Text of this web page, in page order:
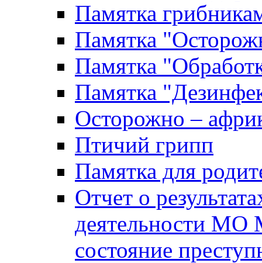
Памятка
Памятка
Памятка
Памятка
Осторожно –
Птичий грипп
Памятка для
Отчет о
деятельности МО
состояние